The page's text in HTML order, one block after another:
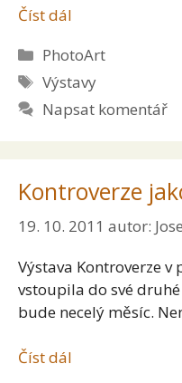
Číst dál
Rubriky
PhotoArt
Štítky
Výstavy
Napsat komentář
Kontroverze
19. 10. 2011 autor:
Výstava Kontroverze
vstoupila do své
bude necelý měsíc.
Číst dál